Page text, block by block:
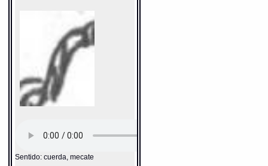
Sentido: cuerda, mecate